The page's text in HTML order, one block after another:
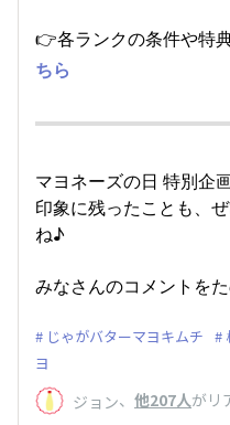
👉各ランクの条件や特
ちら
マヨネーズの日 特別企
印象に残ったことも、
ね♪
みなさんのコメントを
じゃがバターマヨキムチ
ヨ
ジョン、 他207人がリ